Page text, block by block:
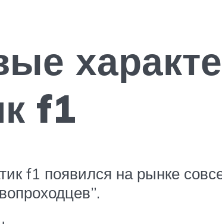
f1
f1 появился на рынке